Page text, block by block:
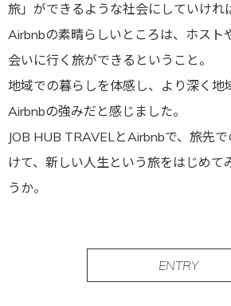
旅」ができるような社会にしていけれ
Airbnbの素晴らしいところは、ホスト
会いに行く旅ができるということ。
地域での暮らしを体感し、より深く地
Airbnbの強みだと感じました。
JOB HUB TRAVELとAirbnbで、旅先
けて、新しい人生という旅をはじめて
うか。
ENTRY